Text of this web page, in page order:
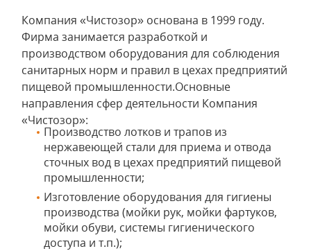
Компания «Чистозор» основана в 1999 году.
Фирма занимается разработкой и
производством оборудования для соблюдения
санитарных норм и правил в цехах предприятий
пищевой промышленности.Основные
направления сфер деятельности Компания
«Чистозор»:
Производство лотков и трапов из
нержавеющей стали для приема и отвода
сточных вод в цехах предприятий пищевой
промышленности;
Изготовление оборудования для гигиены
производства (мойки рук, мойки фартуков,
мойки обуви, системы гигиенического
доступа и т.п.);